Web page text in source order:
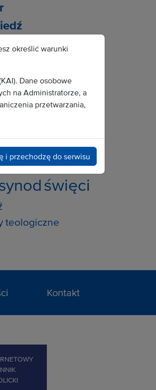
tematy:
Sejm męczennik
luteranizm
terroryzm
święci
teologiczne
określić warunki
Dane osobowe
na Administratorze, a
przetwarzania,
i przechodzę do serwisu
Kontakt